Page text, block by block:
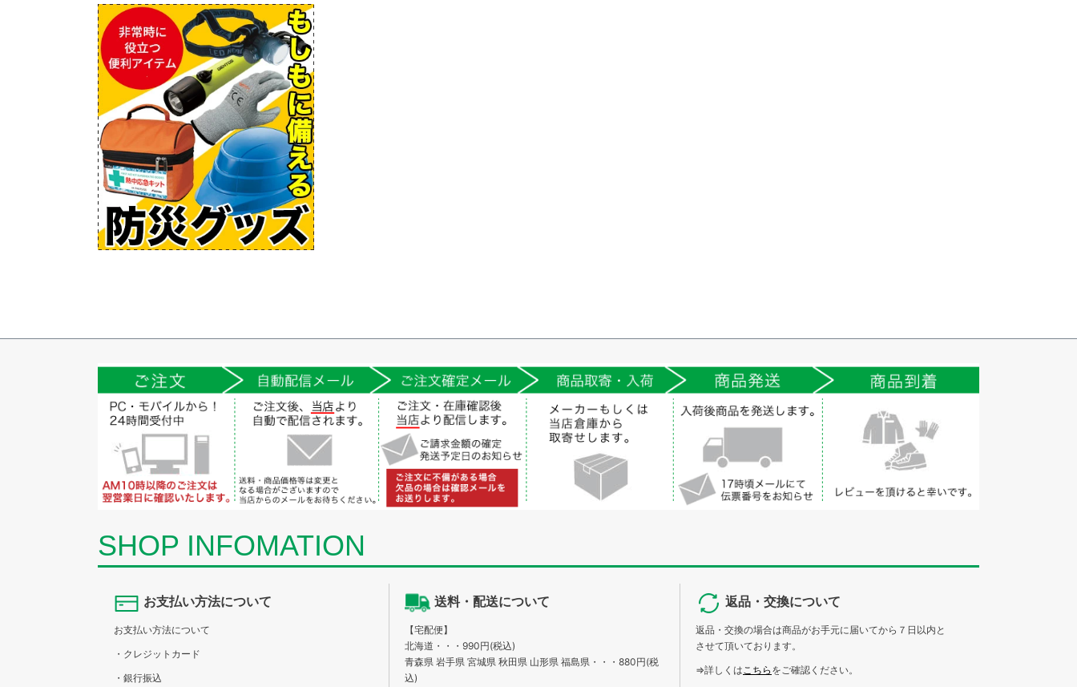
SHOP INFOMATION
お支払い方法について
お支払い方法について
・クレジットカード
・銀行振込
送料・配送について
【宅配便】
北海道・・・990円(税込)
青森県 岩手県 宮城県 秋田県 山形県 福島県・・・880円(税
込)
返品・交換について
返品・交換の場合は商品がお手元に届いてから７日以内と
させて頂いております。
⇒詳しくはこちら をご確認ください。